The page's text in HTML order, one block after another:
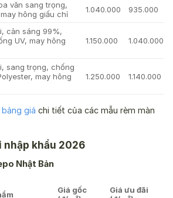
văn sang trọng,
hông giấu chỉ
1.040.000 935.000
cản sáng 99%,
UV, may hông
1.150.000 1.040.000
sang trọng, chống
may hông
1.250.000 1.140.000
bảng giá chi tiết của các mẫu rèm màn
nhập khẩu 2026
Nhật Bản
Giá gốc
Giá ưu đãi